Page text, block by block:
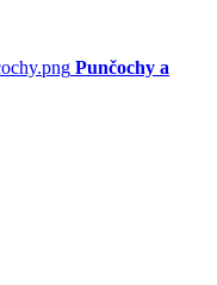
Punčochy a